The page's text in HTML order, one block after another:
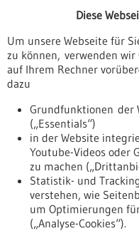
Veranstaltungen
Erscheinungsdatum
Nach oben
Diese
Um unsere Webseite für
zu können, verwenden wir
auf Ihrem Rechner
dazu
Grundfunktionen der
(„Essentials“)
in der Website
Youtube-Videos oder
zu machen
Statistik- und
verstehen, wie
um Optimierungen
(„Analyse-Cookies“).